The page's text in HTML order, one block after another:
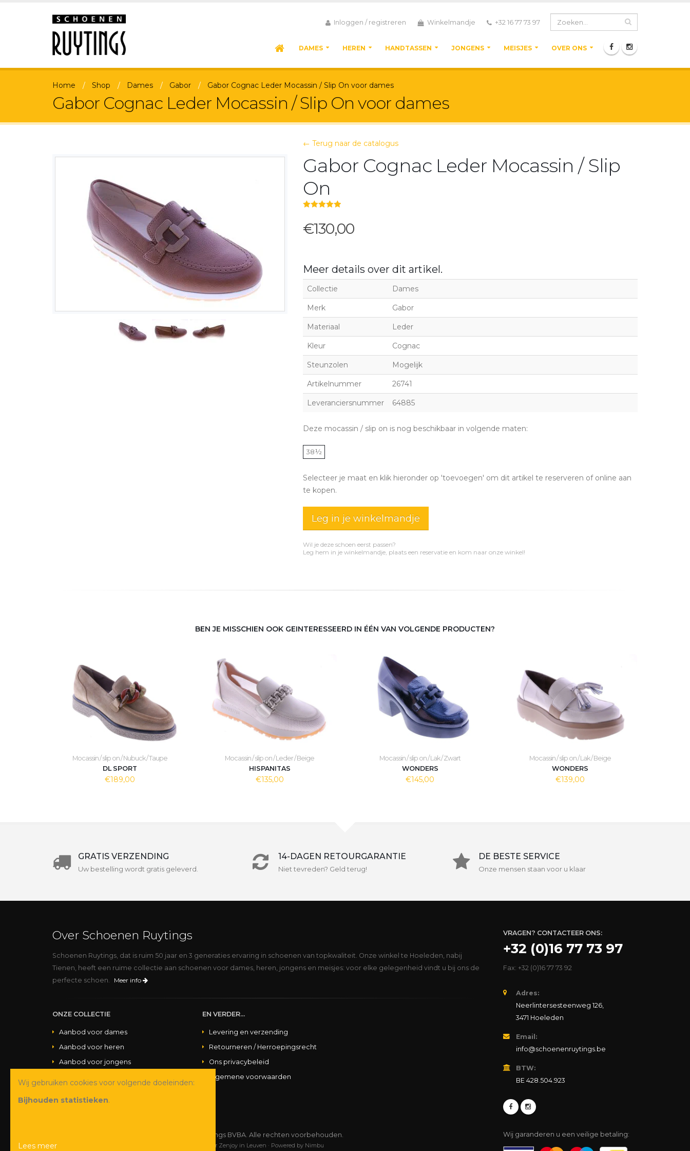
Inloggen / registreren Winkelmandje +32 16 77 73 97
DAMES HEREN HANDTASSEN JONGENS MEISJES OVER ONS
Home Shop Dames Gabor Gabor Cognac Leder Mocassin / Slip On voor dames
Gabor Cognac Leder Mocassin / Slip On voor dames
← Terug naar de catalogus
Gabor Cognac Leder Mocassin / Slip
On
€130,00
Meer details over dit artikel.
Collectie Dames
Merk Gabor
Materiaal Leder
Kleur Cognac
Steunzolen Mogelijk
Artikelnummer 26741
Leveranciersnummer 64885
Deze mocassin / slip on is nog beschikbaar in volgende maten:
38½
Selecteer je maat en klik hieronder op 'toevoegen' om dit artikel te reserveren of online aan
te kopen.
Leg in je winkelmandje
Wil je deze schoen eerst passen?
Leg hem in je winkelmandje, plaats een reservatie en kom naar onze winkel!
BEN JE MISSCHIEN OOK GEINTERESSEERD IN ÉÉN VAN VOLGENDE PRODUCTEN?
Mocassin / slip on / Nubuck / Taupe
DL SPORT
€189,00
Mocassin / slip on / Leder / Beige
HISPANITAS
€135,00
Mocassin / slip on / Lak / Zwart
WONDERS
€145,00
Mocassin / slip on / Lak / Beige
WONDERS
€139,00
GRATIS VERZENDING
Uw bestelling wordt gratis geleverd.
14-DAGEN RETOURGARANTIE
Niet tevreden? Geld terug!
DE BESTE SERVICE
Onze mensen staan voor u klaar
Over Schoenen Ruytings
Schoenen Ruytings, dat is ruim 50 jaar en 3 generaties ervaring in schoenen van topkwaliteit. Onze winkel te Hoeleden, nabij
Tienen, heeft een ruime collectie aan schoenen voor dames, heren, jongens en meisjes: voor elke gelegenheid vindt u bij ons de
perfecte schoen.
Meer info
ONZE COLLECTIE
Aanbod voor dames
Aanbod voor heren
Aanbod voor jongens
EN VERDER...
Levering en verzending
Retourneren / Herroepingsrecht
Ons privacybeleid
Algemene voorwaarden
VRAGEN? CONTACTEER ONS:
+32 (0)16 77 73 97
Fax: +32 (0)16 77 73 92
Adres:
Neerlintersesteenweg 126,
3471 Hoeleden
Email:
info@schoenenruytings.be
BTW:
BE 428.504.923
© Copyright 2026 Schoenen Ruytings BVBA. Alle rechten voorbehouden.
door Zenjoy in Leuven · Powered by Nimbu
Wij garanderen u een veilige betaling:
Wij gebruiken cookies voor volgende doeleinden:
Bijhouden statistieken.
Lees meer